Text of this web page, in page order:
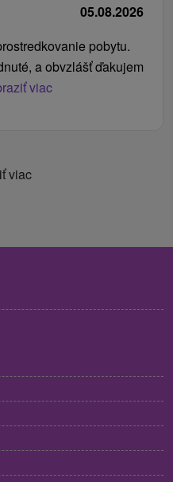
05.08.2026
pobytu.
a obvzlášť ďakujem
viac
viac